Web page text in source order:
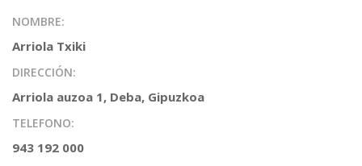
NOMBRE:
Arriola Txiki
DIRECCIÓN:
Arriola auzoa 1, Deba, Gipuzkoa
TELEFONO:
943 192 000